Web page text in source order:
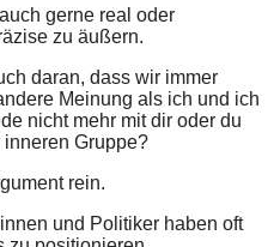
gerne real oder
zu äußern.
daran, dass wir immer
Meinung als ich und ich
nicht mehr mit dir oder du
Gruppe?
rein.
und Politiker haben oft